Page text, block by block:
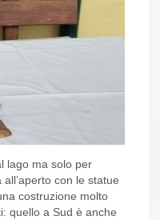
lago ma solo per
con le statue
costruzione molto
quello a Sud è anche